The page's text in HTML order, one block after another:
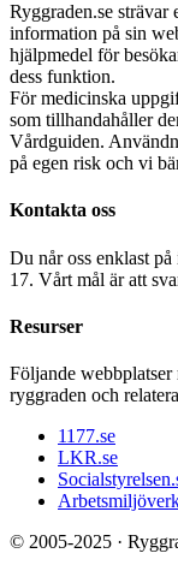
Ryggraden.se
information på sin
hjälpmedel för
dess funktion.
För medicinska
som tillhandahåller
Vårdguiden.
på egen risk och vi
Kontakta oss
Du når oss enklast
17. Vårt mål är att
Resurser
Följande
ryggraden och
1177.se
LKR.se
© 2005-2025 ·